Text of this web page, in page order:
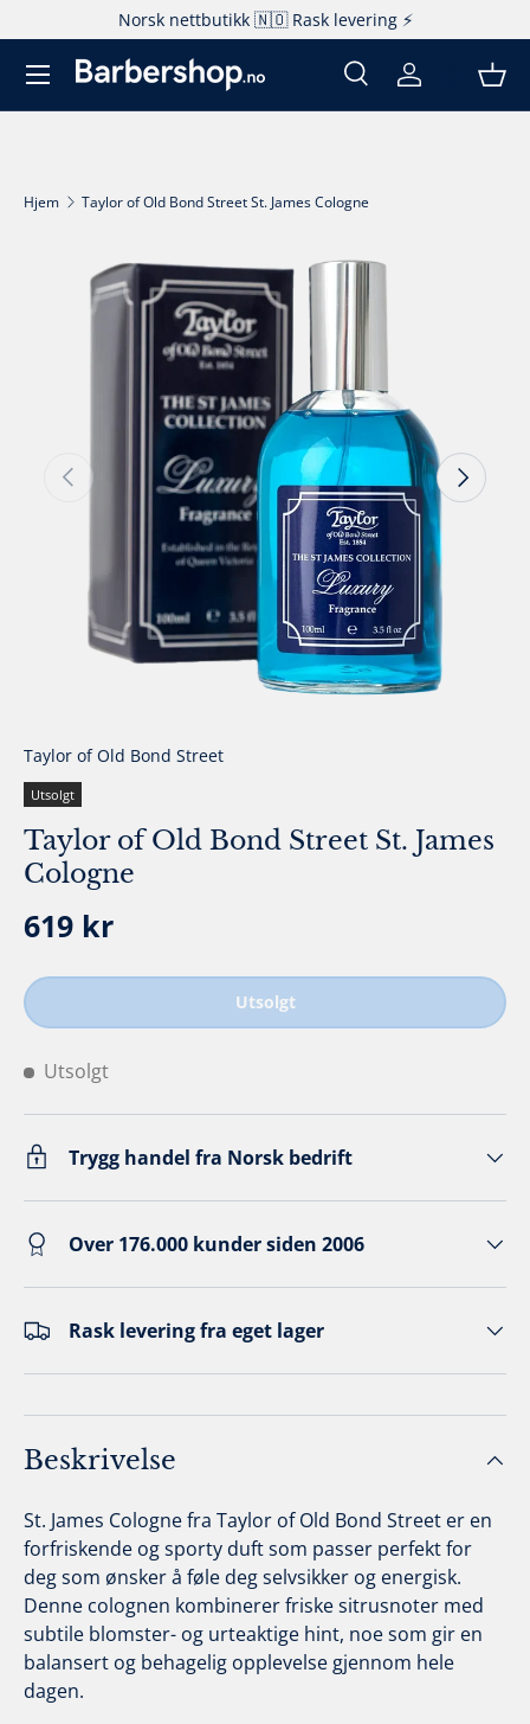
Hopp til innhold
Norsk nettbutikk 🇳🇴 Rask levering ⚡️
Søk
Produkttype
Søk Logg inn
Hjem Taylor of Old Bond Street St. James Cologne
Fortsett til produktinfo
Forrige Neste
Taylor of Old Bond Street
Utsolgt
Taylor of Old Bond Street St. James
Cologne
Ordinær pris
619 kr
Utsolgt
Utsolgt
Trygg handel fra Norsk bedrift
Over 176.000 kunder siden 2006
Rask levering fra eget lager
Beskrivelse
St. James Cologne fra Taylor of Old Bond Street er en
forfriskende og sporty duft som passer perfekt for
deg som ønsker å føle deg selvsikker og energisk.
Denne colognen kombinerer friske sitrusnoter med
subtile blomster- og urteaktige hint, noe som gir en
balansert og behagelig opplevelse gjennom hele
dagen.